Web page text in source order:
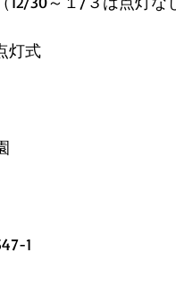
灯式
1